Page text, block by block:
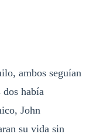
ambos seguían
había
John
su vida sin